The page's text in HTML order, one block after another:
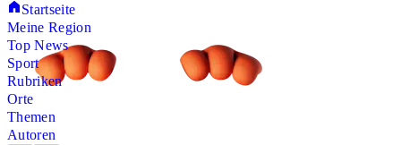
Startseite
Meine Region
Top News
Sport
Rubriken
Orte
Themen
Autoren